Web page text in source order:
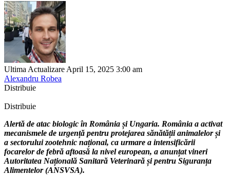
Ultima Actualizare April 15, 2025 3:00 am
Alexandru Robea
Distribuie
Distribuie
Alertă de atac biologic în România și Ungaria. România a activat
mecanismele de urgență pentru protejarea sănătății animalelor și
a sectorului zootehnic național, ca urmare a intensificării
focarelor de febră aftoasă la nivel european, a anunțat vineri
Autoritatea Națională Sanitară Veterinară și pentru Siguranța
Alimentelor (ANSVSA).